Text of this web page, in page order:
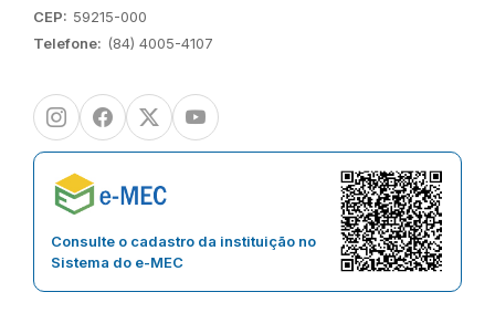
CEP: 59215-000
Telefone: (84) 4005-4107
InstagramFacebookTwitter/XYoutube
Consulte o cadastro da instituição no
Sistema do e-MEC